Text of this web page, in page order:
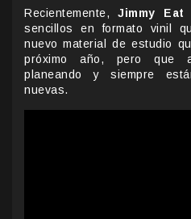
Recientemente,Jimmy Eat
sencillos en formato vinil
nuevo material de estudio
próximo año, pero que
planeando y siempre
nuevas.